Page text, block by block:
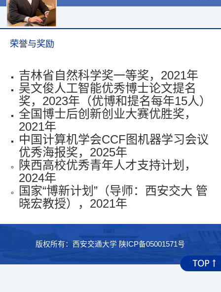
荣誉与奖励
吉林省自然科学奖一等奖，2021年
吴文俊人工智能优秀博士论文提名
奖，2023年（优博和提名每年15人）
全国博士后创新创业大赛优胜奖，
2021年
中国计算机学会CCF图机器学习会议
优秀海报奖，2025年
陕西高校优秀青年人才支持计划，
2024年
国家“博新计划”（导师：西安交大 管
晓宏教授），2021年
版权所有：西安交通大学 陕ICP备05001571号